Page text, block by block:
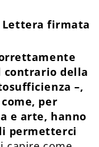
Lettera firmata
contrario della
–,
per
e arte, hanno
permetterci